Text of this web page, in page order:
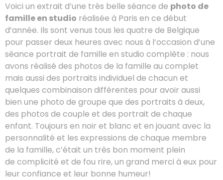
Voici un extrait d’une très belle séance de photo de
famille en studio réalisée à Paris en ce début
d’année. Ils sont venus tous les quatre de Belgique
pour passer deux heures avec nous à l’occasion d’une
séance portrait de famille en studio complète : nous
avons réalisé des photos de la famille au complet
mais aussi des portraits individuel de chacun et
quelques combinaison différentes pour avoir aussi
bien une photo de groupe que des portraits à deux,
des photos de couple et des portrait de chaque
enfant. Toujours en noir et blanc et en jouant avec la
personnalité et les expressions de chaque membre
de la famille, c’était un très bon moment plein
de complicité et de fou rire, un grand merci à eux pour
leur confiance et leur bonne humeur!